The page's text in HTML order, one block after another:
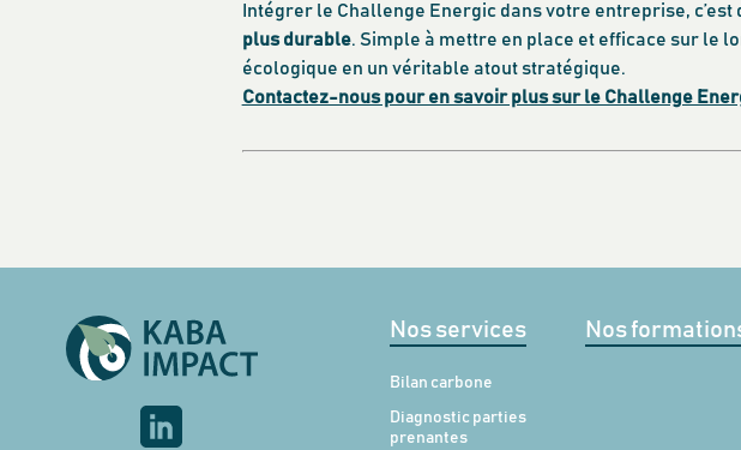
Intégrer le Challenge Energic dans votre entreprise,
plus durable. Simple à mettre en place et efficace sur le
écologique en un véritable atout stratégique.
Contactez-nous pour en savoir plus sur le Challenge
Nos services
Bilan carbone
Diagnostic parties
prenantes
Nos